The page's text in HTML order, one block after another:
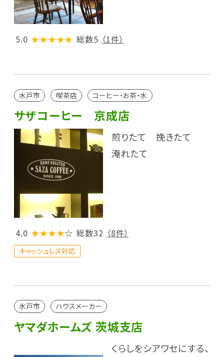
5.0 ★★★★★ 総数5 （1件）
水戸市 喫茶店 コーヒー・お茶・水
サザコーヒー 京成店
煎りたて 挽きたて
淹れたて
4.0 ★★★★☆ 総数32 （8件）
キャッシュレス対応
水戸市 ハウスメーカー
ヤマダホームズ 茨城支店
くらしをシアワセにする、